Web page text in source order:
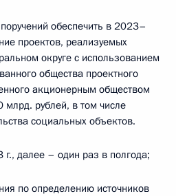
обеспечить в 2023–
проектов, реализуемых
округе с использованием
общества проектного
акционерным обществом
рублей, в том числе
социальных объектов.
далее – один раз в полгода;
по определению источников